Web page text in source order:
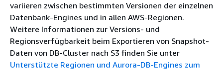
variieren zwischen bestimmten Versionen der einzelnen
Datenbank-Engines und in allen AWS-Regionen.
Weitere Informationen zur Versions- und
Regionsverfügbarkeit beim Exportieren von Snapshot-
Daten von DB-Cluster nach S3 finden Sie unter
Unterstützte Regionen und Aurora-DB-Engines zum